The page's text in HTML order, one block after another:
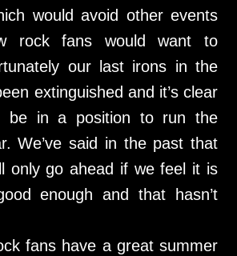
would avoid other events
rock fans would want to
our last irons in the
extinguished and it’s clear
be in a position to run the
We’ve said in the past that
only go ahead if we feel it is
enough and that hasn’t
fans have a great summer